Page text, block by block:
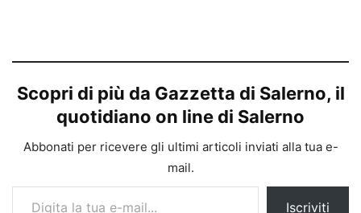
Scopri di più da Gazzetta di Salerno, il
quotidiano on line di Salerno
Abbonati per ricevere gli ultimi articoli inviati alla tua e-
mail.
Digita la tua e-mail...
Iscriviti